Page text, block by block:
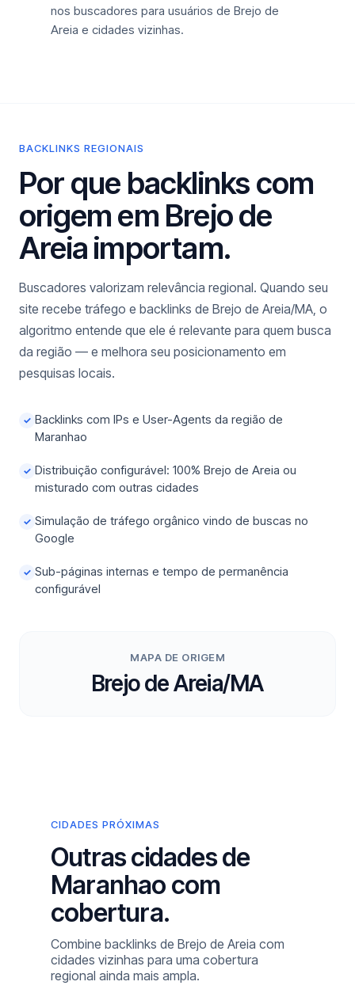
nos buscadores para usuários de Brejo de
Areia e cidades vizinhas.
BACKLINKS REGIONAIS
Por que backlinks com
origem em Brejo de
Areia importam.
Buscadores valorizam relevância regional. Quando seu
site recebe tráfego e backlinks de Brejo de Areia/MA, o
algoritmo entende que ele é relevante para quem busca
da região — e melhora seu posicionamento em
pesquisas locais.
✓ Backlinks com IPs e User-Agents da região de
Maranhao
✓ Distribuição configurável: 100% Brejo de Areia ou
misturado com outras cidades
✓ Simulação de tráfego orgânico vindo de buscas no
Google
✓ Sub-páginas internas e tempo de permanência
configurável
MAPA DE ORIGEM
Brejo de Areia/MA
CIDADES PRÓXIMAS
Outras cidades de
Maranhao com
cobertura.
Combine backlinks de Brejo de Areia com
cidades vizinhas para uma cobertura
regional ainda mais ampla.